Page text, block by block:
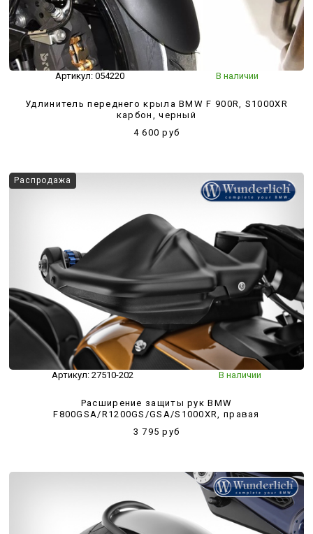
Артикул: 054220 В наличии
Удлинитель переднего крыла BMW F 900R, S1000XR
карбон, черный
4 600 руб
Распродажа
Артикул: 27510-202 В наличии
Расширение защиты рук BMW
F800GSA/R1200GS/GSA/S1000XR, правая
3 795 руб